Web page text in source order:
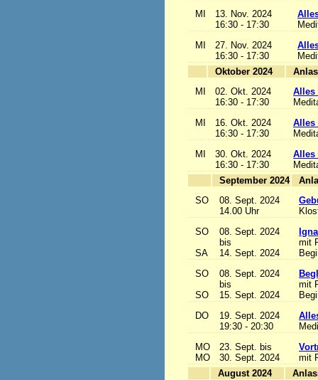
MI
13. Nov. 2024
16:30 - 17:30
MI
27. Nov. 2024
16:30 - 17:30
Oktober 2024
MI
02. Okt. 2024
16:30 - 17:30
Alles
MI
16. Okt. 2024
16:30 - 17:30
Alles
MI
30. Okt. 2024
16:30 - 17:30
Alles
September 2024
SO
08. Sept. 2024
14.00 Uhr
SO
SA
08. Sept. 2024
bis
14. Sept. 2024
mit
SO
SO
08. Sept. 2024
bis
15. Sept. 2024
mit
DO
19. Sept. 2024
19:30 - 20:30
MO
MO
23. Sept. bis
30. Sept. 2024
mit
August 2024